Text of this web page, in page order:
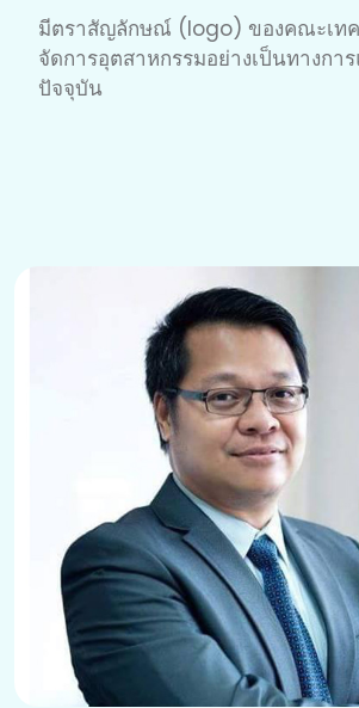
มีตราสัญลักษณ์ (logo) ของคณะเทค
จัดการอุตสาหกรรมอย่างเป็นทางกา
ปัจจุบัน